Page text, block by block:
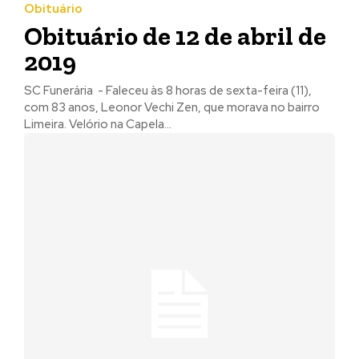
Obituário
Obituário de 12 de abril de
2019
SC Funerária - Faleceu às 8 horas de sexta-feira (11),
com 83 anos, Leonor Vechi Zen, que morava no bairro
Limeira. Velório na Capela...